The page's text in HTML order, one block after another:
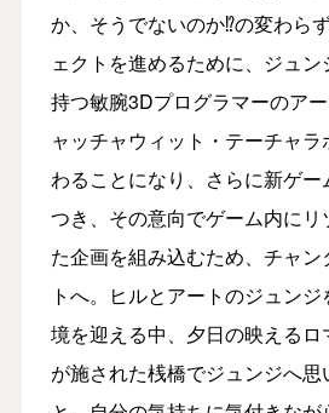
か、そうでないのか⁉の変わら
ェクトを進めるために、ジュ
持つ敏腕3Dプログラマーのア
ャッチャウィット・テーチャ
わることになり、さらに新ゲ
つき、その意向でゲーム内にリ
た企画を組み込むため、チャ
トへ。ヒルとアートのジュン
境を迎える中、夕日の映える
が施された桟橋でジュンジへ思